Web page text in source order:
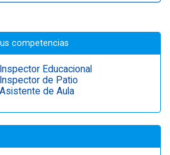
competencias
Inspector Educacional
Inspector de Patio
Asistente de Aula